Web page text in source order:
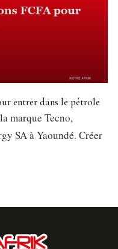
entrer dans le pétrole
marque Tecno,
SA à Yaoundé. Créer